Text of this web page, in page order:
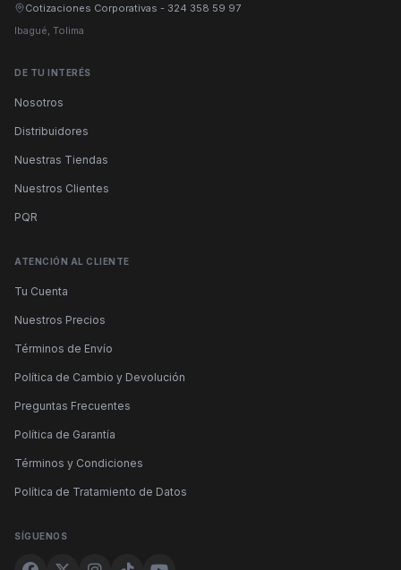
Cotizaciones Corporativas - 324 358 59 97
Ibagué, Tolima
DE TU INTERÉS
Nosotros
Distribuidores
Nuestras Tiendas
Nuestros Clientes
PQR
ATENCIÓN AL CLIENTE
Tu Cuenta
Nuestros Precios
Términos de Envío
Política de Cambio y Devolución
Preguntas Frecuentes
Política de Garantía
Términos y Condiciones
Política de Tratamiento de Datos
SÍGUENOS